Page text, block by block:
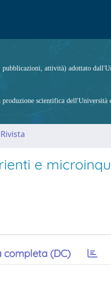
attività) adottato
scientifica
e
completa (DC)